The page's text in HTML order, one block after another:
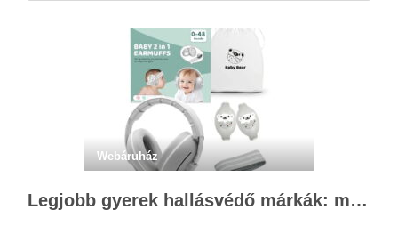
Webáruház
Legjobb gyerek hallásvédő márkák: mire figyeljenek a szülők választáskor?